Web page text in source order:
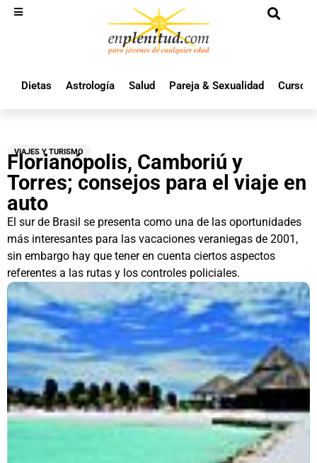
Dietas Astrología Salud Pareja & Sexualidad Cursos
VIAJES Y TURISMO
Florianópolis, Camboriú y
Torres; consejos para el viaje en
auto
El sur de Brasil se presenta como una de las oportunidades
más interesantes para las vacaciones veraniegas de 2001,
sin embargo hay que tener en cuenta ciertos aspectos
referentes a las rutas y los controles policiales.